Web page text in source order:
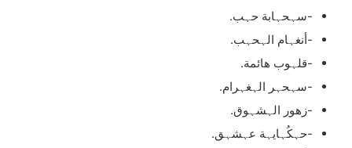
-سہحہابة حہب.
-أنغہام الہحہب.
-قلہوب هائمة.
-سہحہر الہغہرام.
-زهور الہشہوق.
-حہكُہايہة عہشہق.